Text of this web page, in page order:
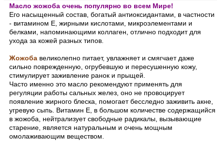
Масло жожоба очень популярно во всем Мире!
Его насыщенный состав, богатый антиоксидантами, в частности
- витамином Е, жирными кислотами, микроэлементами и
белками, напоминающими коллаген, отлично подходит для
ухода за кожей разных типов.
Жожоба великолепно питает, увлажняет и смягчает даже
сильно поврежденную, огрубевшую и пересушенную кожу,
стимулирует заживление ранок и прыщей.
Часто именно это масло рекомендуют применять для
регуляции работы сальных желез, оно не провоцирует
появление жирного блеска, помогает бесследно заживить акне,
угревую сыпь. Витамин Е, в большом количестве содержащийся
в жожоба, нейтрализует свободные радикалы, вызывающие
старение, является натуральным и очень мощным
омолаживающим веществом.